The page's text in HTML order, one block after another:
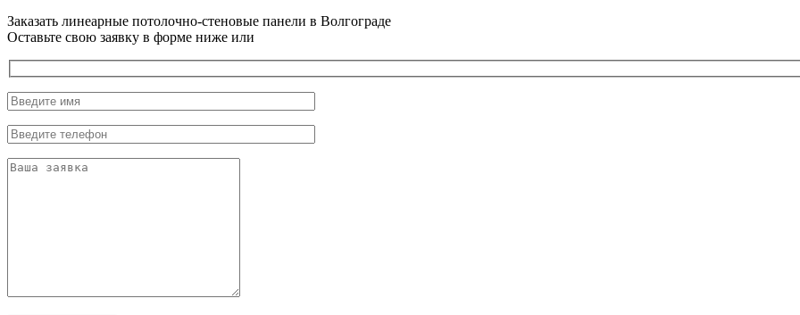
Заказать линеарные потолочно-стеновые панели в Волгограде
Оставьте свою заявку в форме ниже или